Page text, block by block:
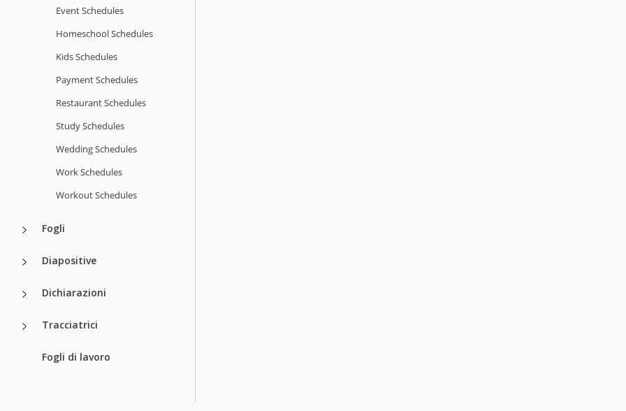
Event Schedules
Homeschool Schedules
Kids Schedules
Payment Schedules
Restaurant Schedules
Study Schedules
Wedding Schedules
Work Schedules
Workout Schedules
Fogli
Diapositive
Dichiarazioni
Tracciatrici
Fogli di lavoro